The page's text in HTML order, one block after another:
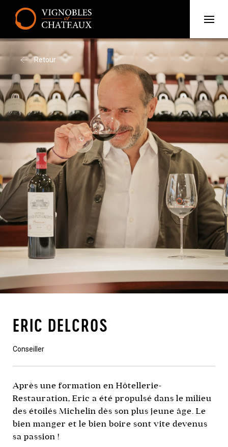
Retour
ERIC DELCROS
Conseiller
Après une formation en Hôtellerie-
Restauration, Eric a été propulsé dans le milieu
des étoilés Michelin dès son plus jeune âge. Le
bien manger et le bien boire sont vite devenus
sa passion !